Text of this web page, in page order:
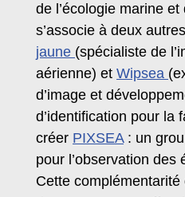
de l’écologie marine et
s’associe à deux
jaune (spécialiste de
aérienne) et Wipsea
d’image et
d’identification pour la
créer PIXSEA: un
pour l’observation des
Cette complémentarité